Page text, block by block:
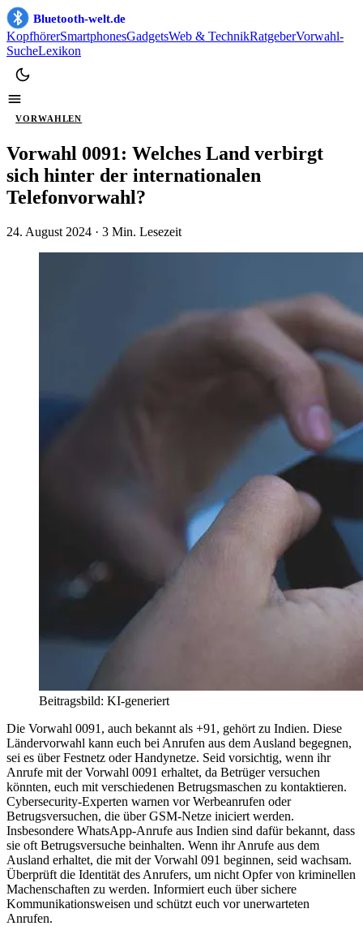
Bluetooth-welt.de
KopfhörerSmartphonesGadgetsWeb & TechnikRatgeberVorwahl-
SucheLexikon
VORWAHLEN
Vorwahl 0091: Welches Land verbirgt
sich hinter der internationalen
Telefonvorwahl?
24. August 2024 · 3 Min. Lesezeit
Beitragsbild: KI-generiert
Die Vorwahl 0091, auch bekannt als +91, gehört zu Indien. Diese
Ländervorwahl kann euch bei Anrufen aus dem Ausland begegnen,
sei es über Festnetz oder Handynetze. Seid vorsichtig, wenn ihr
Anrufe mit der Vorwahl 0091 erhaltet, da Betrüger versuchen
könnten, euch mit verschiedenen Betrugsmaschen zu kontaktieren.
Cybersecurity-Experten warnen vor Werbeanrufen oder
Betrugsversuchen, die über GSM-Netze iniciert werden.
Insbesondere WhatsApp-Anrufe aus Indien sind dafür bekannt, dass
sie oft Betrugsversuche beinhalten. Wenn ihr Anrufe aus dem
Ausland erhaltet, die mit der Vorwahl 091 beginnen, seid wachsam.
Überprüft die Identität des Anrufers, um nicht Opfer von kriminellen
Machenschaften zu werden. Informiert euch über sichere
Kommunikationsweisen und schützt euch vor unerwarteten
Anrufen.